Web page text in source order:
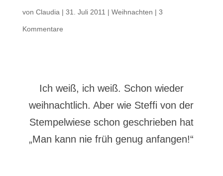
von Claudia | 31. Juli 2011 | Weihnachten | 3
Kommentare
Ich weiß, ich weiß. Schon wieder
weihnachtlich. Aber wie Steffi von der
Stempelwiese schon geschrieben hat
„Man kann nie früh genug anfangen!“